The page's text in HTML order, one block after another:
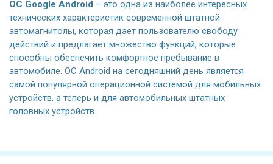
ОС Google Android – это одна из наиболее интересных
технических характеристик современной штатной
автомагнитолы, которая дает пользователю свободу
действий и предлагает множество функций, которые
способны обеспечить комфортное пребывание в
автомобиле. ОС Android на сегодняшний день является
самой популярной операционной системой для мобильных
устройств, а теперь и для автомобильных штатных
головных устройств.